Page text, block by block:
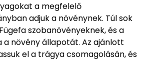
a megfelelő
adjuk a növénynek. Túl sok
szobanövényeknek, és a
növény állapotát. Az ajánlott
el a trágya csomagolásán, és